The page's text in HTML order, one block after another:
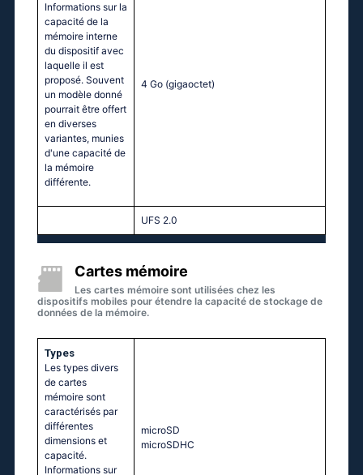
Informations sur la
capacité de la
mémoire interne
du dispositif avec
laquelle il est
proposé. Souvent
un modèle donné
pourrait être offert
en diverses
variantes, munies
d'une capacité de
la mémoire
différente.
4 Go (gigaoctet)
UFS 2.0
Cartes mémoire
Les cartes mémoire sont utilisées chez les
dispositifs mobiles pour étendre la capacité de stockage de
données de la mémoire.
Types
Les types divers
de cartes
mémoire sont
caractérisés par
différentes
dimensions et
capacité.
Informations sur
microSD
microSDHC